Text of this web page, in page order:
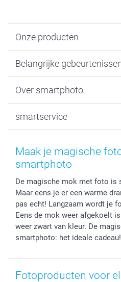
Onze producten
Fotogeschenken
Fotoprints, Fotoposter &
MyNameBook
Stickers en Etiketten
Fotokaders, Decoratie en
Belangrijke
Baby
Communie- en Lentefeest
Geschenken voor hem
Afstuderen
Vaderdag
Verjaardag
Geboorte
Over smartphoto
Duurzaamheid
Voorwaarden
Herroepingsrecht
Wettelijke garantie
Privacybeleid
Cookiebeleid
Prijslijst
Jobs & Stages
smartservice
smartgarantie
smartbonus
Grote bestellingen
Levering
Mijn orderstatus
smartfriends
Maak je magische
smartphoto
De magische mok met foto is
Maar eens je er een warme
pas echt! Langzaam wordt je
Eens de mok weer afgekoelt
weer zwart van kleur. De
smartphoto: het ideale cadeau!
Fotoproducten voor